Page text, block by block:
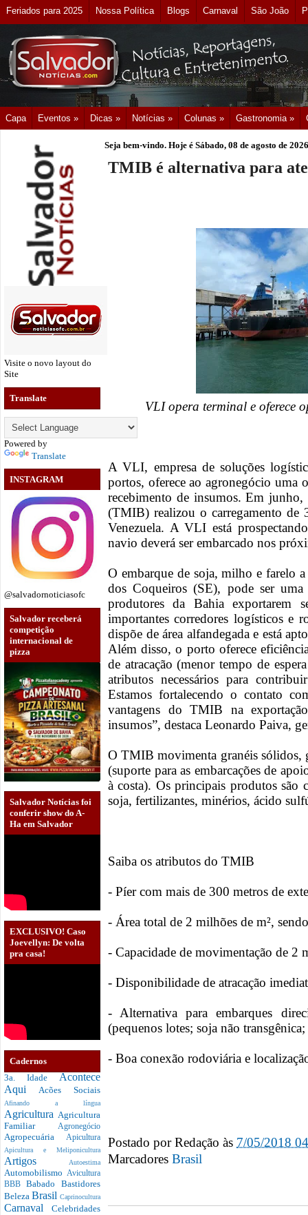
Feriados para 2025 Nossa Política Blogs Carnaval São João
Capa Eventos » Dicas » Notícias » Colunas » Gastronomia »
Visite o novo layout do
Site
Translate
Powered by
Translate
INSTAGRAM
@salvadornoticiasofc
Salvador receberá
competição
internacional de
pizza
Salvador Notícias foi
conferir show do A-
Ha em Salvador
EXCLUSIVO! Caso
Joevellyn: De volta
pra casa!
Cadernos
3a. Idade Acontece
Aqui Acões Sociais
Afinando a língua
Agricultura Agricultura
Familiar Agronegócio
Agropecuária Apicultura
Apicultura e Meliponicultura
Artigos Autoestima
Automobilismo Avicultura
BBBBabado Bastidores
Beleza Brasil Caprinocultura
Carnaval Celebridades
Seja bem-vindo. Hoje é Sábado, 08 de agosto de 2026
TMIB é alternativa para
VLI opera terminal e oferece
A VLI, empresa de soluções
portos, oferece ao agronegócio uma
recebimento de insumos. Em
(TMIB) realizou o carregamento de
Venezuela. A VLI está
navio deverá ser embarcado nos
O embarque de soja, milho e farelo
dos Coqueiros (SE), pode ser
produtores da Bahia exportarem
importantes corredores logísticos e
dispõe de área alfandegada e está
Além disso, o porto oferece
de atracação (menor tempo de
atributos necessários para
Estamos fortalecendo o contato
vantagens do TMIB na
insumos”, destaca Leonardo Paiva,
O TMIB movimenta granéis sólidos,
(suporte para as embarcações de
à costa). Os principais produtos
soja, fertilizantes, minérios, ácido
Saiba os atributos do TMIB
- Píer com mais de 300 metros de
- Área total de 2 milhões de m²,
- Capacidade de movimentação de 2
- Disponibilidade de atracação
- Alternativa para embarques
(pequenos lotes; soja não
- Boa conexão rodoviária e
Postado porRedação às 7/05/2018
Marcadores Brasil